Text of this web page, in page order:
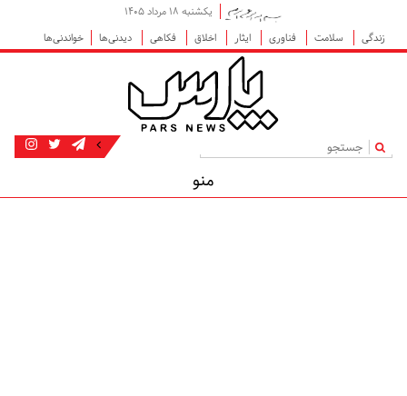
یکشنبه ۱۸ مرداد ۱۴۰۵
زندگی
سلامت فناوری ایثار اخلاق فکاهی دیدنی‌ها خواندنی‌ها
|
منو